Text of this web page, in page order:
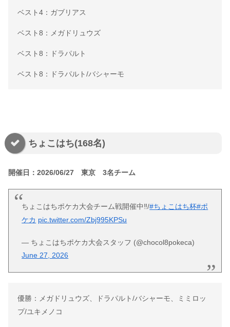
ベスト4：ガブリアス
ベスト8：メガドリュウズ
ベスト8：ドラパルト
ベスト8：ドラパルト/バシャーモ
ちょこはち(168名)
開催日：2026/06/27 東京 3名チーム
ちょこはちポケカ大会チーム戦開催中‼️/#ちょこはち杯#ポ
ケカ pic.twitter.com/Zbj995KPSu
— ちょこはちポケカ大会スタッフ (@chocol8pokeca)
June 27, 2026
優勝：メガドリュウズ、ドラパルト/バシャーモ、ミミロッ
プ/ユキメノコ